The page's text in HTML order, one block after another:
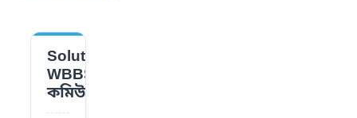
Solution
WBBSE
কমিউনিটি